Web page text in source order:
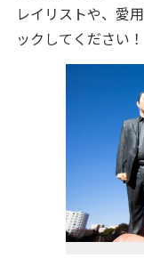
レイリストや、愛
ックしてください！